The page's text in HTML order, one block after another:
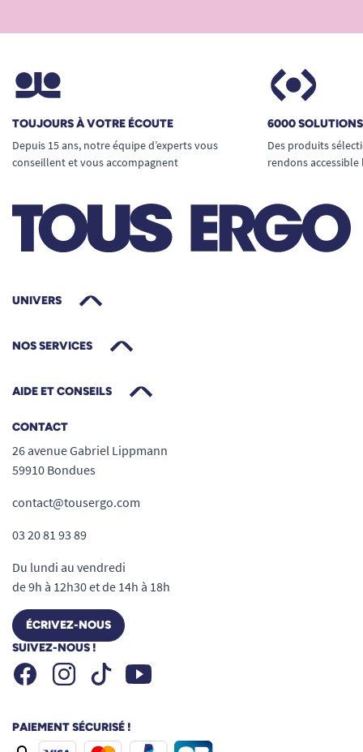
TOUJOURS À VOTRE ÉCOUTE
Depuis 15 ans, notre équipe d’experts vous
conseillent et vous accompagnent
6000
Des produits
rendons
UNIVERS
NOS SERVICES
AIDE ET CONSEILS
CONTACT
26 avenue Gabriel Lippmann
59910 Bondues
contact@tousergo.com
03 20 81 93 89
Du lundi au vendredi
de 9h à 12h30 et de 14h à 18h
ÉCRIVEZ-NOUS
SUIVEZ-NOUS !
FacebookInstagramTiktok Youtube
PAIEMENT SÉCURISÉ !